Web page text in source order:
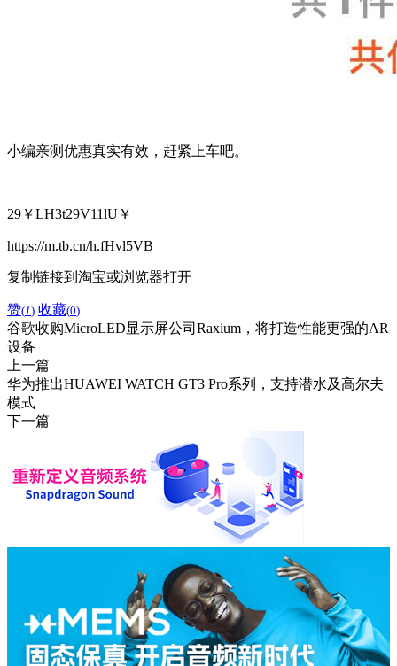
小编亲测优惠真实有效，赶紧上车吧。
29￥LH3t29V11lU￥
https://m.tb.cn/h.fHvl5VB
复制链接到淘宝或浏览器打开
赞(1) 收藏(0)
谷歌收购MicroLED显示屏公司Raxium，将打造性能更强的AR
设备
上一篇
华为推出HUAWEI WATCH GT3 Pro系列，支持潜水及高尔夫
模式
下一篇